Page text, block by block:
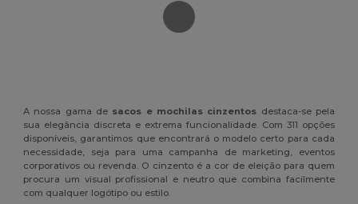
A nossa gama de sacos e mochilas cinzentos destaca-se pela
sua elegância discreta e extrema funcionalidade. Com 311 opções
disponíveis, garantimos que encontrará o modelo certo para cada
necessidade, seja para uma campanha de marketing, eventos
corporativos ou revenda. O cinzento é a cor de eleição para quem
procura um visual profissional e neutro que combina facilmente
com qualquer logótipo ou estilo.